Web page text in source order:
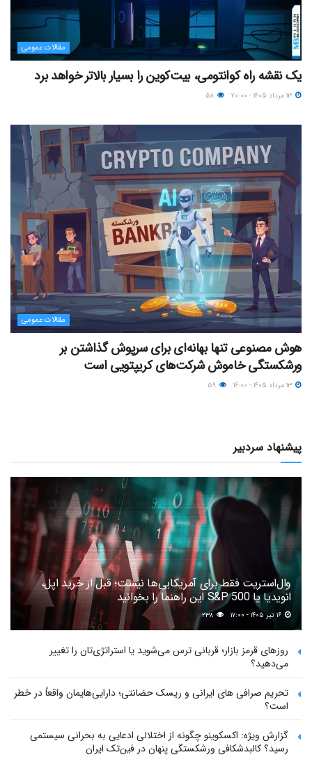
مقالات عمومی
یک نقشه راه کوانتومی، بیت‌کوین را بسیار بالاتر خواهد برد
مقالات عمومی
هوش مصنوعی تنها بهانه‌ای برای سرپوش گذاشتن بر
ورشکستگی خاموش شرکت‌های کریپتویی است
پیشنهاد سردبیر
وال‌استریت فقط برای آمریکایی‌ها نیست؛ قبل از خرید اپل،
انویدیا یا S&P 500 این راهنما را بخوانید
۲۳۸
روزهای قرمز بازار؛ قربانی ترس می‌شوید یا استراتژی‌تان را تغییر
می‌دهید؟
تحریم صرافی های ایرانی و ریسک حضانتی؛ دارایی‌هایمان واقعاً در خطر
است؟
گزارش ویژه: اکسکوینو چگونه از اختلالی ادعایی به بحرانی سیستمی
رسید؟ کالبدشکافی ورشکستگی پنهان در فین‌تک ایران